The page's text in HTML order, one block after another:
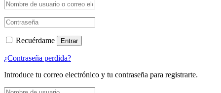
Recuérdame Entrar
¿Contraseña perdida?
Introduce tu correo electrónico y tu contraseña para registrarte.